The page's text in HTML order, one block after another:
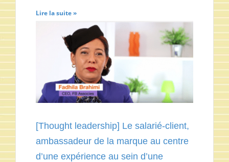
Lire la suite »
[Thought leadership] Le salarié-client,
ambassadeur de la marque au centre
d’une expérience au sein d’une